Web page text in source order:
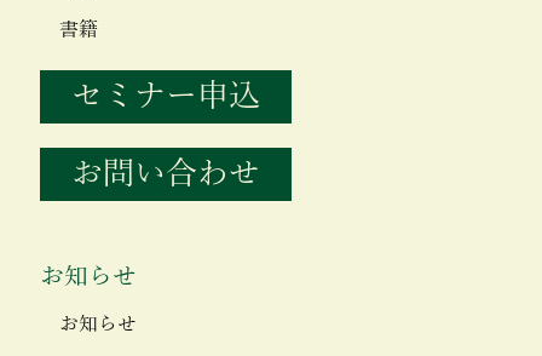
書籍
セミナー申込
お問い合わせ
お知らせ
お知らせ